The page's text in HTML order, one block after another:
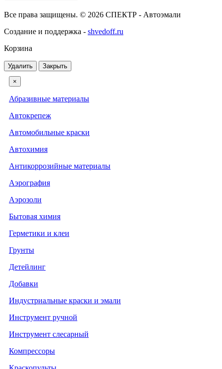
Все права защищены. © 2026 СПЕКТР - Автоэмали
Создание и поддержка - shvedoff.ru
Корзина
Удалить Закрыть
×
Абразивные материалы
Автокрепеж
Автомобильные краски
Автохимия
Антикоррозийные материалы
Аэрография
Аэрозоли
Бытовая химия
Герметики и клеи
Грунты
Детейлинг
Добавки
Индустриальные краски и эмали
Инструмент ручной
Инструмент слесарный
Компрессоры